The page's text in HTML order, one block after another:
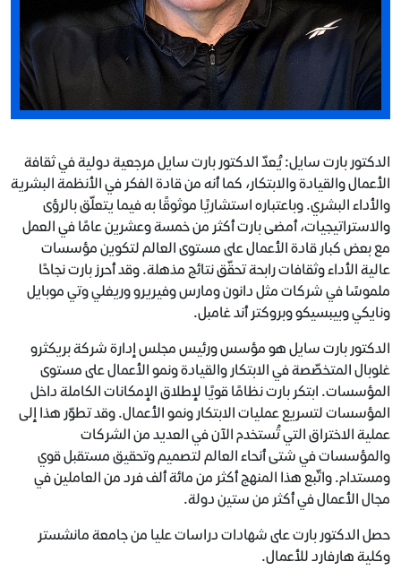
الدكتور بارت سايل: يُعدّ الدكتور بارت سايل مرجعية دولية في ثقافة
الأعمال والقيادة والابتكار، كما أنه من قادة الفكر في الأنظمة البشرية
والأداء البشري. وباعتباره استشاريًا موثوقًا به فيما يتعلّق بالرؤى
والاستراتيجيات، أمضى بارت أكثر من خمسة وعشرين عامًا في العمل
مع بعض كبار قادة الأعمال على مستوى العالم لتكوين مؤسسات
عالية الأداء وثقافات رابحة تحقّق نتائج مذهلة. وقد أحرز بارت نجاحًا
ملموسًا في شركات مثل دانون ومارس وفيريرو وريغلي وتي موبايل
ونايكي وبيبسيكو وبروكتر أند غامبل.
الدكتور بارت سايل هو مؤسس ورئيس مجلس إدارة شركة بريكثرو
غلوبال المتخصّصة في الابتكار والقيادة ونمو الأعمال على مستوى
المؤسسات. ابتكر بارت نظامًا قويًا لإطلاق الإمكانات الكاملة داخل
المؤسسات لتسريع عمليات الابتكار ونمو الأعمال. وقد تطوّر هذا إلى
عملية الاختراق التي تُستخدم الآن في العديد من الشركات
والمؤسسات في شتى أنحاء العالم لتصميم وتحقيق مستقبل قوي
ومستدام. واتّبع هذا المنهج أكثر من مائة ألف فرد من العاملين في
مجال الأعمال في أكثر من ستين دولة.
حصل الدكتور بارت على شهادات دراسات عليا من جامعة مانشستر
وكلية هارفارد للأعمال.